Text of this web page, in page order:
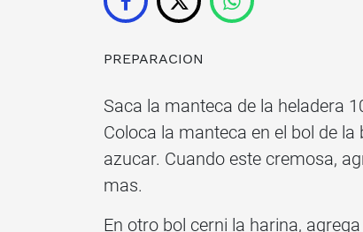
PREPARACION
Saca la manteca de la heladera
Coloca la manteca en el bol de
azucar. Cuando este cremosa,
mas.
En otro bol cerni la harina,